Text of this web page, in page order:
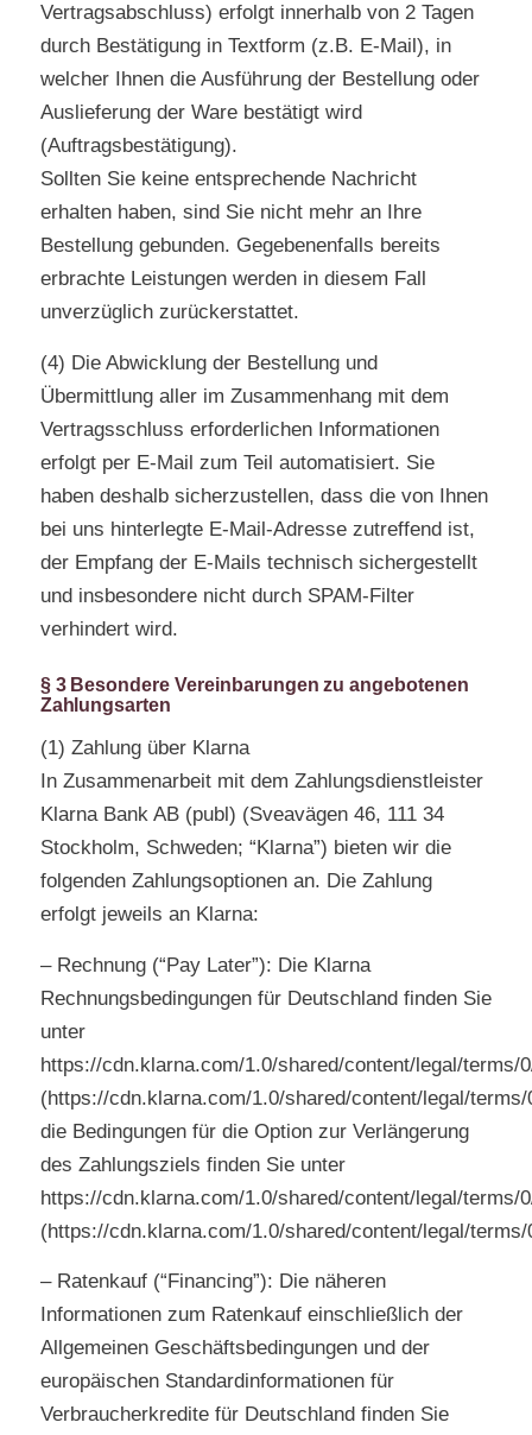
Vertragsabschluss) erfolgt innerhalb von 2 Tagen
durch Bestätigung in Textform (z.B. E-Mail), in
welcher Ihnen die Ausführung der Bestellung oder
Auslieferung der Ware bestätigt wird
(Auftragsbestätigung).
Sollten Sie keine entsprechende Nachricht
erhalten haben, sind Sie nicht mehr an Ihre
Bestellung gebunden. Gegebenenfalls bereits
erbrachte Leistungen werden in diesem Fall
unverzüglich zurückerstattet.
(4) Die Abwicklung der Bestellung und
Übermittlung aller im Zusammenhang mit dem
Vertragsschluss erforderlichen Informationen
erfolgt per E-Mail zum Teil automatisiert. Sie
haben deshalb sicherzustellen, dass die von Ihnen
bei uns hinterlegte E-Mail-Adresse zutreffend ist,
der Empfang der E-Mails technisch sichergestellt
und insbesondere nicht durch SPAM-Filter
verhindert wird.
§ 3 Besondere Vereinbarungen zu angebotenen
Zahlungsarten
(1) Zahlung über Klarna
In Zusammenarbeit mit dem Zahlungsdienstleister
Klarna Bank AB (publ) (Sveavägen 46, 111 34
Stockholm, Schweden; “Klarna”) bieten wir die
folgenden Zahlungsoptionen an. Die Zahlung
erfolgt jeweils an Klarna:
– Rechnung (“Pay Later”): Die Klarna
Rechnungsbedingungen für Deutschland finden Sie
unter
https://cdn.klarna.com/1.0/shared/content/legal/terms/
(https://cdn.klarna.com/1.0/shared/content/legal/
die Bedingungen für die Option zur Verlängerung
des Zahlungsziels finden Sie unter
https://cdn.klarna.com/1.0/shared/content/legal/terms/
(https://cdn.klarna.com/1.0/shared/content/legal/
– Ratenkauf (“Financing”): Die näheren
Informationen zum Ratenkauf einschließlich der
Allgemeinen Geschäftsbedingungen und der
europäischen Standardinformationen für
Verbraucherkredite für Deutschland finden Sie